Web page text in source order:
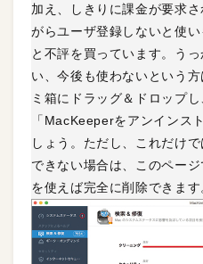
加え、しきりに課金が要求
がらユーザ登録しないと使
と不評を買っています。う
い、今後も使わないという
ミ箱にドラッグ＆ドロップ
「MacKeeperをアンインス
しょう。ただし、これだけ
できない場合は、このペー
を使えば完全に削除できます